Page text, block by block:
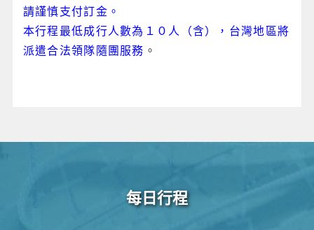
請謹慎支付訂金。
本行程最低成行人數為１０人（含），台灣地區將
派遣合法領隊隨團服務 。
每日行程